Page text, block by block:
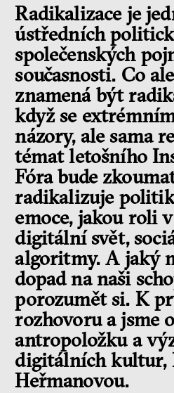
Radikalizace je
ústředních
společenských
současnosti. Co
znamená být
když se
názory, ale sama
témat letošního
Fóra bude
radikalizuje
emoce, jakou roli
digitální svět,
algoritmy. A jaký
dopad na naši
porozumět si. K
rozhovoru a jsme
antropoložku a
digitálních kultur,
Heřmanovou.